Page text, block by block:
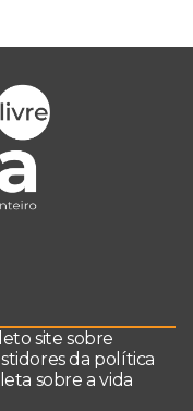
site sobre
da política
sobre a vida